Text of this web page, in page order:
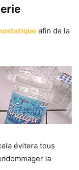
afin de la
évitera tous
la